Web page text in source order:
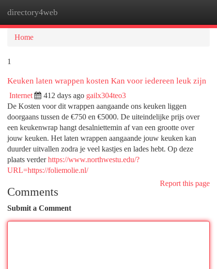
directory4web
Home
1
Keuken laten wrappen kosten Kan voor iedereen leuk zijn
Internet 412 days ago gailx304teo3
De Kosten voor dit wrappen aangaande ons keuken liggen
doorgaans tussen de €750 en €5000. De uiteindelijke prijs over
een keukenwrap hangt desalniettemin af van een grootte over
jouw keuken. Het laten wrappen aangaande jouw keuken kan
duurder uitvallen zodra je veel kastjes en lades hebt. Op deze
plaats verderhttps://www.northwestu.edu/?
URL=https://foliemolie.nl/
Report this page
Comments
Submit a Comment